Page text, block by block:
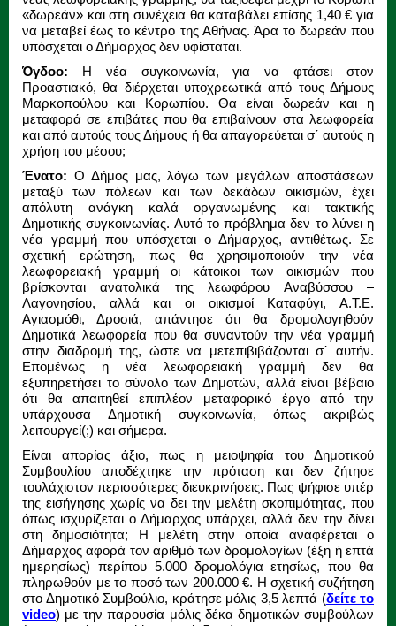
«δωρεάν» και στη συνέχεια θα καταβάλει επίσης 1,40 € για
να μεταβεί έως το κέντρο της Αθήνας. Άρα το δωρεάν που
υπόσχεται ο Δήμαρχος δεν υφίσταται.
Όγδοο: Η νέα συγκοινωνία, για να φτάσει στον
Προαστιακό, θα διέρχεται υποχρεωτικά από τους Δήμους
Μαρκοπούλου και Κορωπίου. Θα είναι δωρεάν και η
μεταφορά σε επιβάτες που θα επιβαίνουν στα λεωφορεία
και από αυτούς τους Δήμους ή θα απαγορεύεται σ΄ αυτούς η
χρήση του μέσου;
Ένατο: Ο Δήμος μας, λόγω των μεγάλων αποστάσεων
μεταξύ των πόλεων και των δεκάδων οικισμών, έχει
απόλυτη ανάγκη καλά οργανωμένης και τακτικής
Δημοτικής συγκοινωνίας. Αυτό το πρόβλημα δεν το λύνει η
νέα γραμμή που υπόσχεται ο Δήμαρχος, αντιθέτως. Σε
σχετική ερώτηση, πως θα χρησιμοποιούν την νέα
λεωφορειακή γραμμή οι κάτοικοι των οικισμών που
βρίσκονται ανατολικά της λεωφόρου Αναβύσσου –
Λαγονησίου, αλλά και οι οικισμοί Καταφύγι, Α.Τ.Ε.
Αγιασμόθι, Δροσιά, απάντησε ότι θα δρομολογηθούν
Δημοτικά λεωφορεία που θα συναντούν την νέα γραμμή
στην διαδρομή της, ώστε να μετεπιβιβάζονται σ΄ αυτήν.
Επομένως η νέα λεωφορειακή γραμμή δεν θα
εξυπηρετήσει το σύνολο των Δημοτών, αλλά είναι βέβαιο
ότι θα απαιτηθεί επιπλέον μεταφορικό έργο από την
υπάρχουσα Δημοτική συγκοινωνία, όπως ακριβώς
λειτουργεί(;) και σήμερα.
Είναι απορίας άξιο, πως η μειοψηφία του Δημοτικού
Συμβουλίου αποδέχτηκε την πρόταση και δεν ζήτησε
τουλάχιστον περισσότερες διευκρινήσεις. Πως ψήφισε υπέρ
της εισήγησης χωρίς να δει την μελέτη σκοπιμότητας, που
όπως ισχυρίζεται ο Δήμαρχος υπάρχει, αλλά δεν την δίνει
στη δημοσιότητα; Η μελέτη στην οποία αναφέρεται ο
Δήμαρχος αφορά τον αριθμό των δρομολογίων (έξη ή επτά
ημερησίως) περίπου 5.000 δρομολόγια ετησίως, που θα
πληρωθούν με το ποσό των 200.000 €. Η σχετική συζήτηση
στο Δημοτικό Συμβούλιο, κράτησε μόλις 3,5 λεπτά (δείτε το
video) με την παρουσία μόλις δέκα δημοτικών συμβούλων